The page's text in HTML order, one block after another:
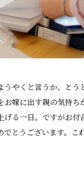
やくと言うか、とう
嫁に出す親の気持ち
る一日。ですがお付
とうございます。こ